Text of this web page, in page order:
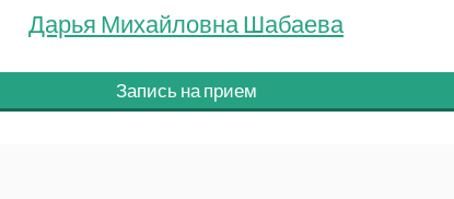
Дарья Михайловна Шабаева
Запись на прием